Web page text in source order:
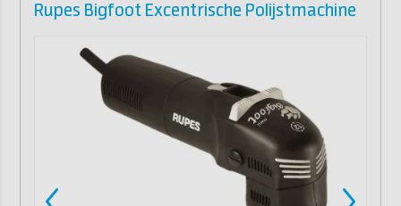
Rupes Bigfoot Excentrische Polijstmachine